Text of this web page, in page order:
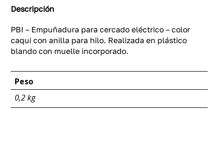
cercado
eléctrico
-
color
caqui
cantidad
Descripción
PBI – Empuñadura para cercado eléctrico – color
caqui con anilla para hilo. Realizada en plástico
blando con muelle incorporado.
Peso
0,2 kg